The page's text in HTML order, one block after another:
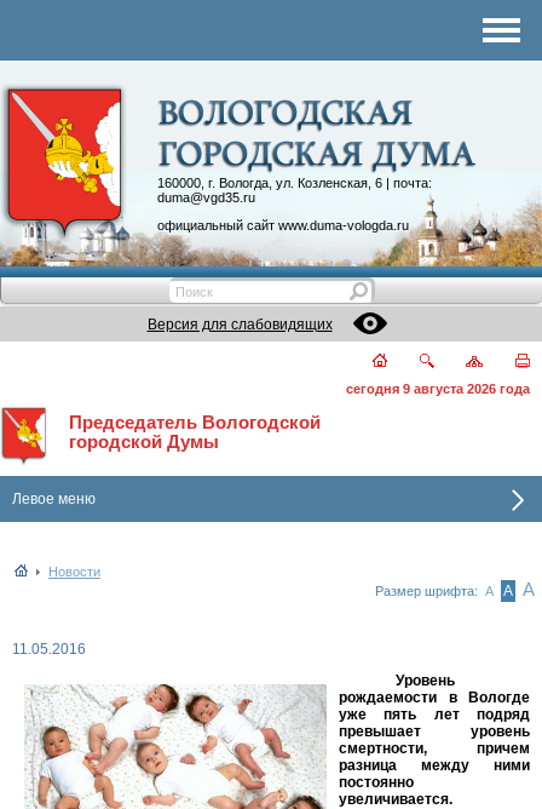
160000, г. Вологда, ул. Козленская, 6 | почта:
duma@vgd35.ru
официальный сайт www.duma-vologda.ru
Контакты
Депутатские объединения
Версия для слабовидящих
сегодня 9 августа 2026 года
Председатель Вологодской
городской Думы
Левое меню
Новости
Размер шрифта: А А А
11.05.2016
Уровень
рождаемости в Вологде
уже пять лет подряд
превышает уровень
смертности, причем
разница между ними
постоянно
увеличивается.